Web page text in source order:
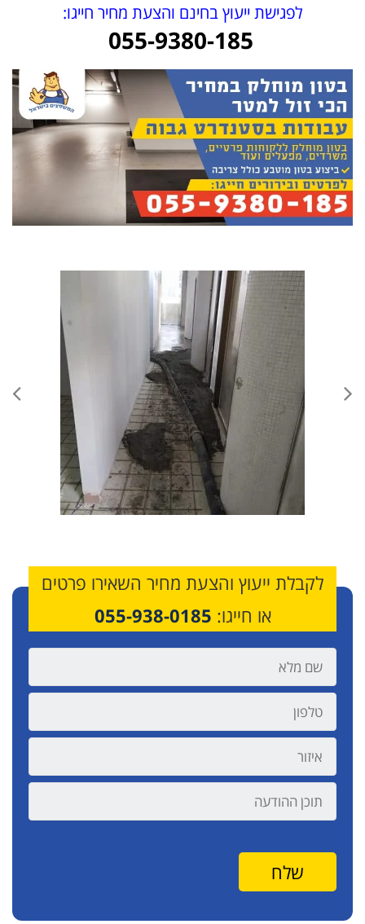
לפגישת ייעוץ בחינם והצעת מחיר חייגו:
055-9380-185
לקבלת ייעוץ והצעת מחיר השאירו פרטים
או חייגו: 055-938-0185